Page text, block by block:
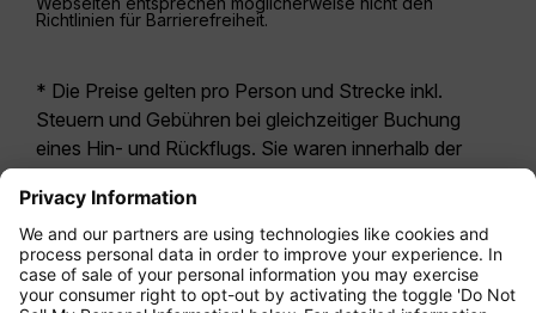
Richtlinien für Barrierefreiheit.
* Die Preise gelten pro Person und Strecke inkl.
Steuern und Gebühren bei gleichzeitiger Buchung
eines Hin- und Rückflugs. Sie waren innerhalb der
möglicherweise nicht mehr aktuell. Bei den für die
Economy Class angegebenen Tarifen handelt es
sich i.d.R. um Economy Zero, unsere restriktivste
Tarifoption. Es können hierfür zusätzliche Gebühren